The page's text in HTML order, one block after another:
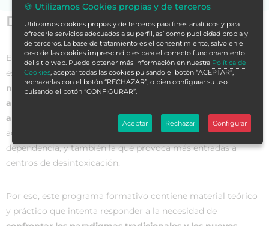
Datos generales
En el año 2015, se localizaron 101 drogas psicoactivas, hasta
ese momento desconocidas. Un dato que refleja elaumento
no solo del consumo, sino también de la creación y
aparición
alcohol sigue siendo la droga más consumida , la más
aceptada socialmente, integrada en el consumo y
dependencia, y también la que provoca más entradas a
centros de desintoxicación.
Por eso, este programa formativo contiene material teórico
y práctico que intenta responder a la necesidad de
🍪 Utilizamos Cookies propias y de terceros
Utilizamos cookies propias y de terceros para fines analíticos y para
ofrecerle servicios adecuados a su perfil, así como publicidad propia y
de terceros. La base de tratamiento es el consentimiento, salvo en el
caso de las cookies imprescindibles para el correcto funcionamiento
del sitio web. Puede obtener más información en nuestra Política de
Cookies, aceptar todas las cookies pulsando el botón “ACEPTAR”,
rechazarlas con el botón “RECHAZAR”, o bien configurar su uso
pulsando el botón “CONFIGURAR”.
Aceptar Rechazar Configurar